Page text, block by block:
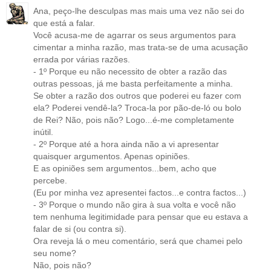
Ana, peço-lhe desculpas mas mais uma vez não sei do
que está a falar.
Você acusa-me de agarrar os seus argumentos para
cimentar a minha razão, mas trata-se de uma acusação
errada por várias razões.
- 1º Porque eu não necessito de obter a razão das
outras pessoas, já me basta perfeitamente a minha.
Se obter a razão dos outros que poderei eu fazer com
ela? Poderei vendê-la? Troca-la por pão-de-ló ou bolo
de Rei? Não, pois não? Logo...é-me completamente
inútil.
- 2º Porque até a hora ainda não a vi apresentar
quaisquer argumentos. Apenas opiniões.
E as opiniões sem argumentos...bem, acho que
percebe.
(Eu por minha vez apresentei factos...e contra factos...)
- 3º Porque o mundo não gira à sua volta e você não
tem nenhuma legitimidade para pensar que eu estava a
falar de si (ou contra si).
Ora reveja lá o meu comentário, será que chamei pelo
seu nome?
Não, pois não?